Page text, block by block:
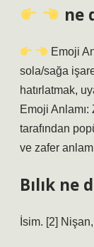
ne
Emoji
sola/sağa
hatırlatmak,
Emoji
tarafından
ve zafer
Bılık ne
İsim. [2]